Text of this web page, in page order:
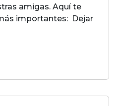
amigas. Aquí te
importantes: Dejar